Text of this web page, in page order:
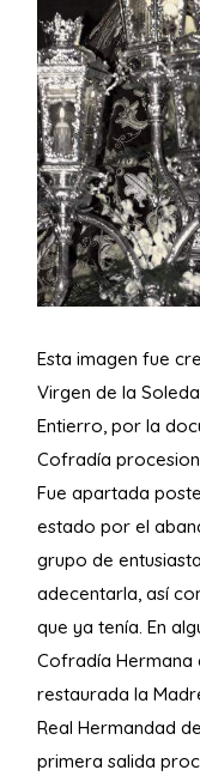
Esta imagen fue
Virgen de la
Entierro, por la
Cofradía
Fue apartada
estado por el
grupo de
adecentarla, así
que ya tenía. En
Cofradía Hermana
restaurada la
Real Hermandad
primera salida